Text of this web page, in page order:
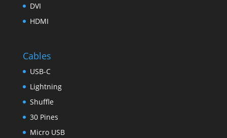
DVI
HDMI
Cables
USB-C
Lightning
Shuffle
30 Pines
Micro USB